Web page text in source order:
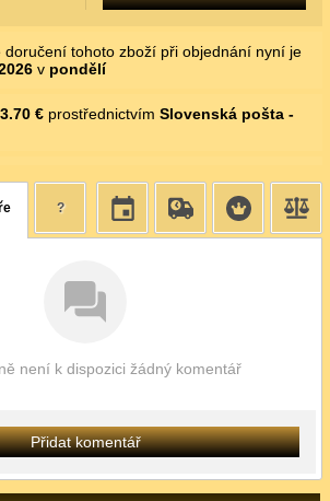
doručení tohoto zboží při objednání nyní je
v pondělí
3.70 € prostřednictvím Slovenská pošta -
?
není k dispozici žádný komentář
Přidat komentář